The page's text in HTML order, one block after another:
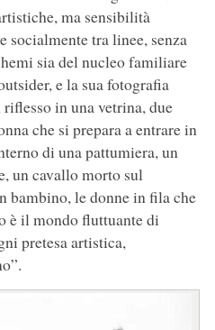
ma sensibilità
socialmente tra linee, senza
sia del nucleo familiare
e la sua fotografia
in una vetrina, due
che si prepara a entrare in
di una pattumiera, un
un cavallo morto sul
bambino, le donne in fila che
è il mondo fluttuante di
pretesa artistica,